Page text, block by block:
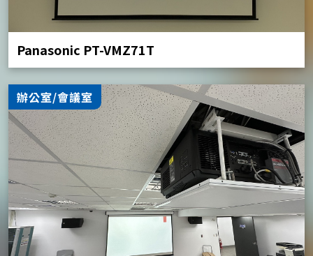
Panasonic PT-VMZ71T
辦公室/會議室